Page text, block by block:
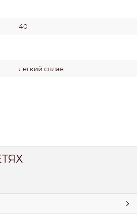
40
легкий сплав